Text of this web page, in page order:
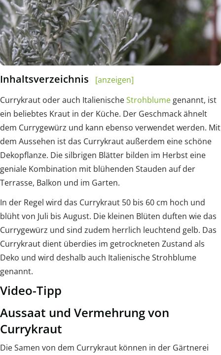
Inhaltsverzeichnis
[anzeigen]
Currykraut oder auch ItalienischeStrohblume genannt, ist
ein beliebtes Kraut in der Küche. Der Geschmack ähnelt
dem Currygewürz und kann ebenso verwendet werden. Mit
dem Aussehen ist das Currykraut außerdem eine schöne
Dekopflanze. Die silbrigen Blätter bilden im Herbst eine
geniale Kombination mit blühenden Stauden auf der
Terrasse, Balkon und im Garten.
In der Regel wird das Currykraut 50 bis 60 cm hoch und
blüht von Juli bis August. Die kleinen Blüten duften wie das
Currygewürz und sind zudem herrlich leuchtend gelb. Das
Currykraut dient überdies im getrockneten Zustand als
Deko und wird deshalb auch Italienische Strohblume
genannt.
Video-Tipp
Aussaat und Vermehrung von
Currykraut
Die Samen von dem Currykraut können in der Gärtnerei